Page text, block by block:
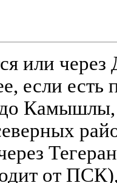
или через
если
от